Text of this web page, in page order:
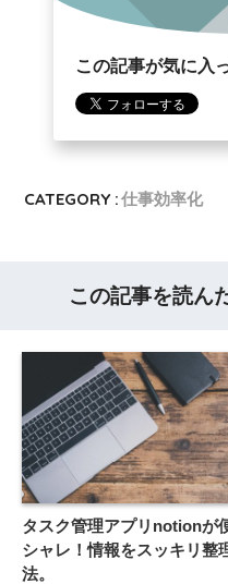
この記事が気に入
CATEGORY :仕事効率化
この記事を読ん
タスク管理アプリnotionが
シャレ！情報をスッキリ整
法。